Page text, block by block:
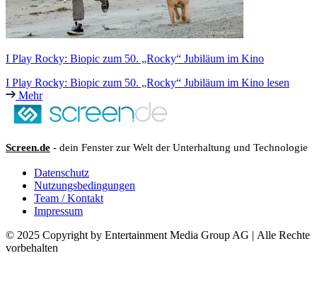
I Play Rocky: Biopic zum 50. „Rocky“ Jubiläum im Kino
I Play Rocky: Biopic zum 50. „Rocky“ Jubiläum im Kino lesen
Mehr
Screen.de - dein Fenster zur Welt der Unterhaltung und Technologie
Datenschutz
Nutzungsbedingungen
Team / Kontakt
Impressum
© 2025 Copyright by Entertainment Media Group AG | Alle Rechte
vorbehalten